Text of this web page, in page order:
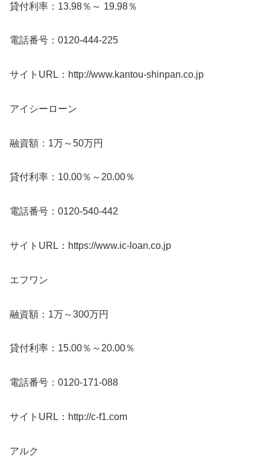
貸付利率：13.98％～ 19.98％
電話番号：0120-444-225
サイトURL：http://www.kantou-shinpan.co.jp
アイシーローン
融資額：1万～50万円
貸付利率：10.00％～20.00％
電話番号：0120-540-442
サイトURL：https://www.ic-loan.co.jp
エフワン
融資額：1万～300万円
貸付利率：15.00％～20.00％
電話番号：0120-171-088
サイトURL：http://c-f1.com
アルク